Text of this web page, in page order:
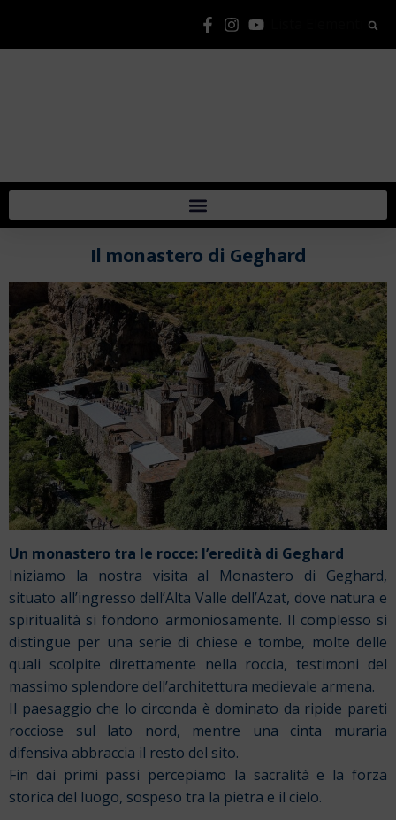
Il monastero di Geghard
Un monastero tra le rocce: l’eredità di Geghard
Iniziamo la nostra visita al Monastero di Geghard,
situato all’ingresso dell’Alta Valle dell’Azat, dove natura e
spiritualità si fondono armoniosamente. Il complesso si
distingue per una serie di chiese e tombe, molte delle
quali scolpite direttamente nella roccia, testimoni del
massimo splendore dell’architettura medievale armena.
Il paesaggio che lo circonda è dominato da ripide pareti
rocciose sul lato nord, mentre una cinta muraria
difensiva abbraccia il resto del sito.
Fin dai primi passi percepiamo la sacralità e la forza
storica del luogo, sospeso tra la pietra e il cielo.